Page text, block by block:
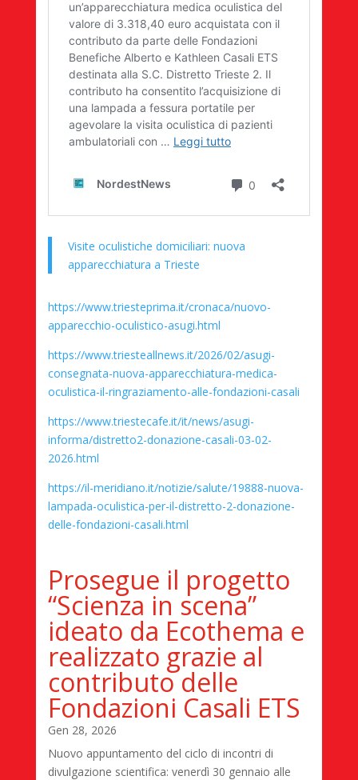
Visite oculistiche domiciliari: nuova
apparecchiatura a Trieste
https://www.triesteprima.it/cronaca/nuovo-
apparecchio-oculistico-asugi.html
https://www.triesteallnews.it/2026/02/asugi-
consegnata-nuova-apparecchiatura-medica-
oculistica-il-ringraziamento-alle-fondazioni-casali
https://www.triestecafe.it/it/news/asugi-
informa/distretto2-donazione-casali-03-02-
2026.html
https://il-meridiano.it/notizie/salute/19888-nuova-
lampada-oculistica-per-il-distretto-2-donazione-
delle-fondazioni-casali.html
Prosegue il progetto
“Scienza in scena”
ideato da Ecothema e
realizzato grazie al
contributo delle
Fondazioni Casali ETS
Gen 28, 2026
Nuovo appuntamento del ciclo di incontri di
divulgazione scientifica: venerdì 30 gennaio alle